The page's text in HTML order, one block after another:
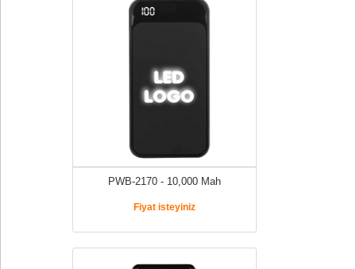
PWB-2170 - 10,000 Mah
Fiyat isteyiniz